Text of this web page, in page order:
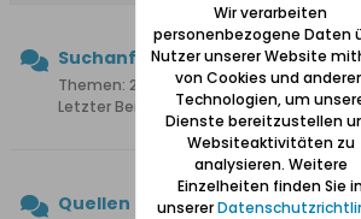
Suchanfragen
Themen: 2.925 Beiträge: 37.807
Letzter Beitrag:
Martin Gnoyke oo Anna
Quellen
Wir verarbeiten
personenbezogene Daten
Nutzer unserer Website
von Cookies und
Technologien, um
Dienste bereitzustellen
Websiteaktivitäten zu
analysieren. Weitere
Einzelheiten finden Sie
unserer